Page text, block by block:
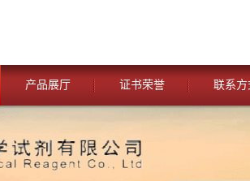
产品展厅 证书荣誉 联系方